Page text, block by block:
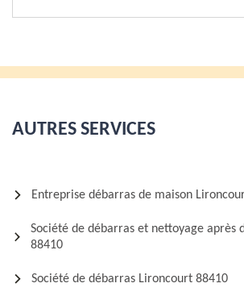
AUTRES SERVICES
Entreprise débarras de maison
Société de débarras et nettoyage après
88410
Société de débarras Lironcourt 88410